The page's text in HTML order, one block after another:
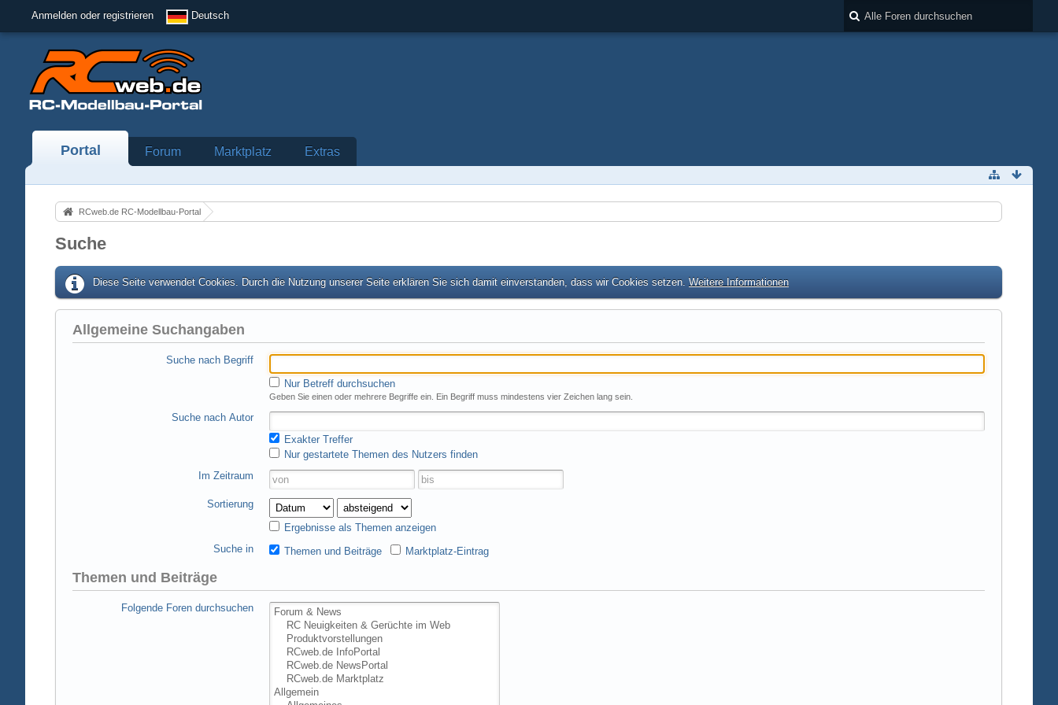
Anmelden oder registrieren Deutsch
Portal Forum Marktplatz Extras
RCweb.de RC-Modellbau-Portal
Suche
Diese Seite verwendet Cookies. Durch die Nutzung unserer Seite erklären Sie sich damit einverstanden, dass wir Cookies setzen. Weitere Informationen
Allgemeine Suchangaben
Suche nach Begriff
Nur Betreff durchsuchen
Geben Sie einen oder mehrere Begriffe ein. Ein Begriff muss mindestens vier Zeichen lang sein.
Suche nach Autor
Exakter Treffer
Nur gestartete Themen des Nutzers finden
Im Zeitraum
Sortierung
Ergebnisse als Themen anzeigen
Suche in
Themen und Beiträge Marktplatz-Eintrag
Themen und Beiträge
Folgende Foren durchsuchen